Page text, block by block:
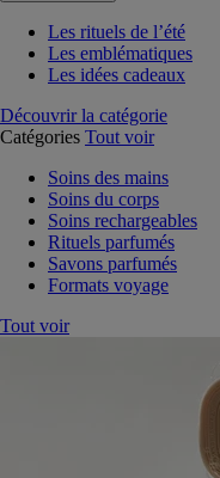
Les rituels de l’été
Les emblématiques
Les idées cadeaux
Découvrir la catégorie
Catégories Tout voir
Soins des mains
Soins du corps
Soins rechargeables
Rituels parfumés
Savons parfumés
Formats voyage
Tout voir